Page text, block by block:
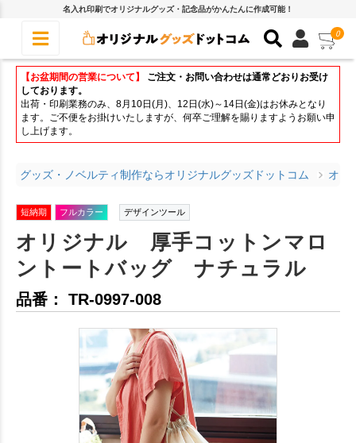
名入れ印刷でオリジナルグッズ・記念品がかんたんに作成可能！
0
【お盆期間の営業について】
ご注文・お問い合わせは通常どおりお受け
しております。
出荷・印刷業務のみ、8月10日(月)、12日(水)～14日(金)はお休みとなり
ます。ご不便をお掛けいたしますが、何卒ご理解を賜りますようお願い申
し上げます。
グッズ・ノベルティ制作ならオリジナルグッズドットコム オリ
短納期 フルカラー デザインツール
オリジナル 厚手コットンマロ
ントートバッグ ナチュラル
品番： TR-0997-008